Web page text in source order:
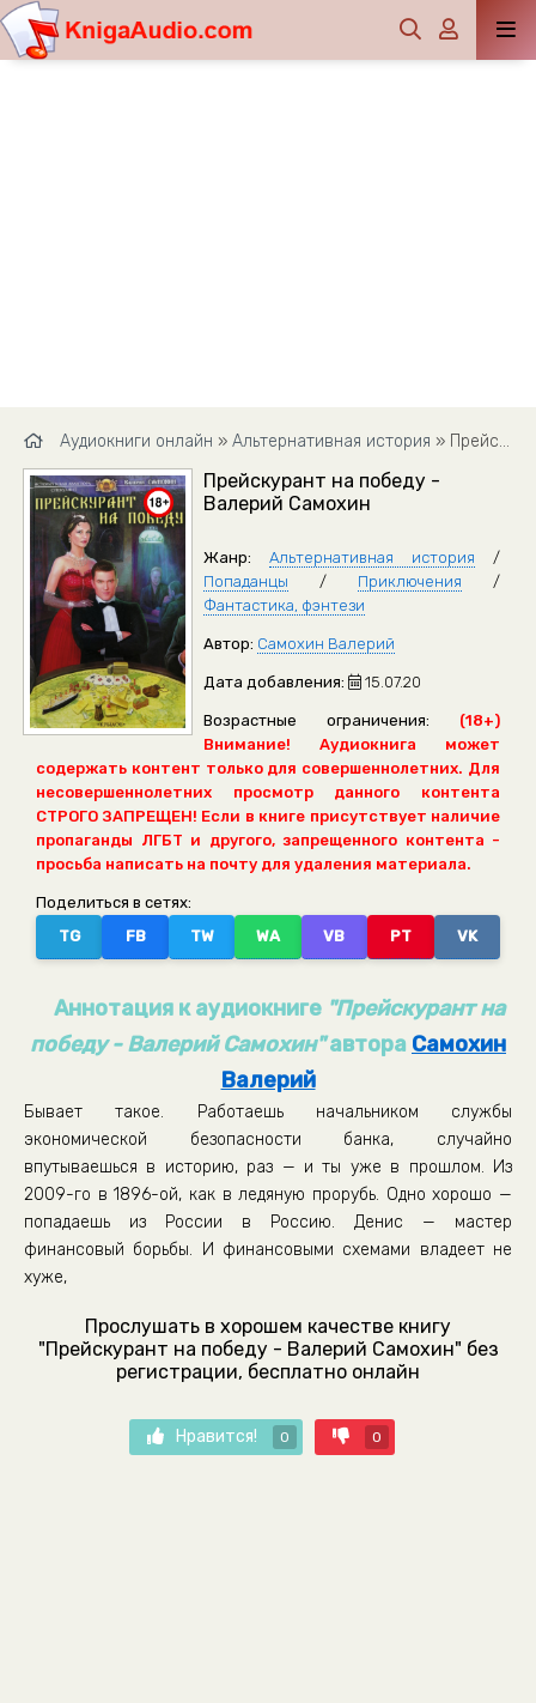
Аудиокниги онлайн » Альтернативная история » Прейскурант на победу - Валерий Самохин
Прейскурант на победу -
Валерий Самохин
Жанр: Альтернативная история /
Попаданцы / Приключения /
Фантастика, фэнтези
Автор: Самохин Валерий
Дата добавления: 15.07.20
Возрастные ограничения:
(18+)
Внимание! Аудиокнига может
содержать контент только для совершеннолетних. Для
несовершеннолетних просмотр данного контента
СТРОГО ЗАПРЕЩЕН! Если в книге присутствует наличие
пропаганды ЛГБТ и другого, запрещенного контента -
просьба написать на почту для удаления материала.
Поделиться в сетях:
TG
FB TW WA VB PT VK
Аннотация к аудиокниге "Прейскурант на
победу - Валерий Самохин"автора Самохин
Валерий
Бывает такое. Работаешь начальником службы
экономической безопасности банка, случайно
впутываешься в историю, раз — и ты уже в прошлом. Из
2009-го в 1896-ой, как в ледяную прорубь. Одно хорошо —
попадаешь из России в Россию. Денис — мастер
финансовый борьбы. И финансовыми схемами владеет не
хуже,
Прослушать в хорошем качестве книгу
"Прейскурант на победу - Валерий Самохин" без
регистрации, бесплатно онлайн
Нравится! 0 0